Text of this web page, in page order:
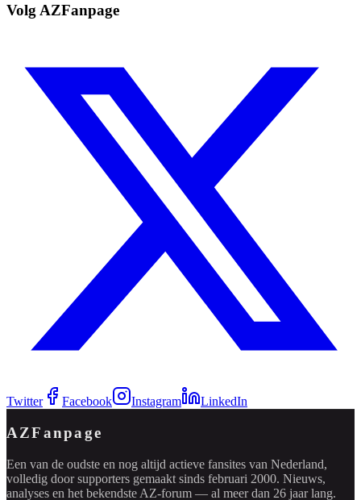
Volg AZFanpage
Twitter Facebook Instagram LinkedIn
AZFanpage
Een van de oudste en nog altijd actieve fansites van Nederland,
volledig door supporters gemaakt sinds februari 2000. Nieuws,
analyses en het bekendste AZ-forum — al meer dan 26 jaar lang.